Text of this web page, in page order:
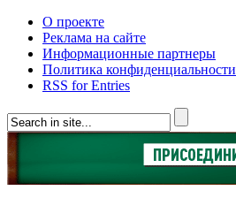
О проекте
Реклама на сайте
Информационные партнеры
Политика конфиденциальности
RSS for Entries